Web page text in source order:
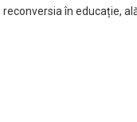
reconversia în educație,